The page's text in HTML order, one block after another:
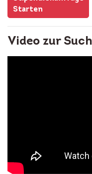
Starten
Video zur